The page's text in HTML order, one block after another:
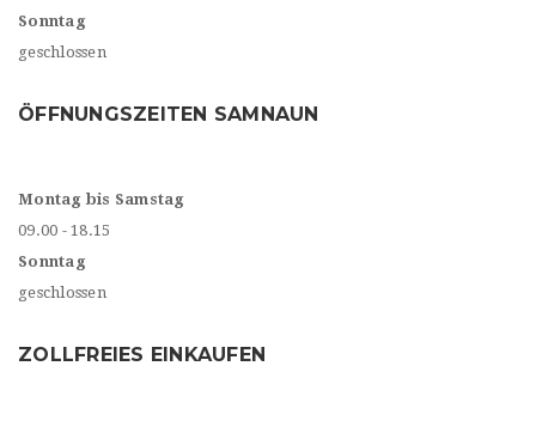
Sonntag
geschlossen
ÖFFNUNGSZEITEN SAMNAUN
Montag bis Samstag
09.00 - 18.15
Sonntag
geschlossen
ZOLLFREIES EINKAUFEN